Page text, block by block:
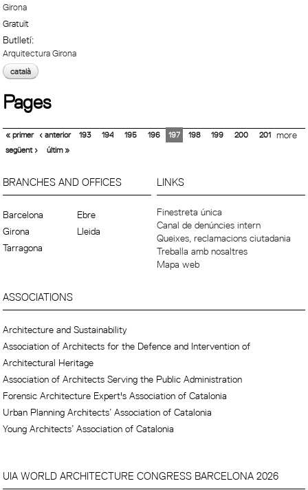
Girona
Gratuït
Butlletí:
Arquitectura Girona
català
Pages
« primer ‹ anterior 193 194 195 196 197 198 199 200
201
següent ›
últim »
more
BRANCHES AND OFFICES
Barcelona
Ebre
Girona
Lleida
Tarragona
LINKS
Finestreta única
Canal de denúncies intern
Queixes, reclamacions ciutadania
Treballa amb nosaltres
Mapa web
ASSOCIATIONS
Architecture and Sustainability
Association of Architects for the Defence and Intervention of
Architectural Heritage
Association of Architects Serving the Public Administration
Forensic Architecture Expert's Association of Catalonia
Urban Planning Architects’ Association of Catalonia
Young Architects’ Association of Catalonia
UIA WORLD ARCHITECTURE CONGRESS BARCELONA 2026